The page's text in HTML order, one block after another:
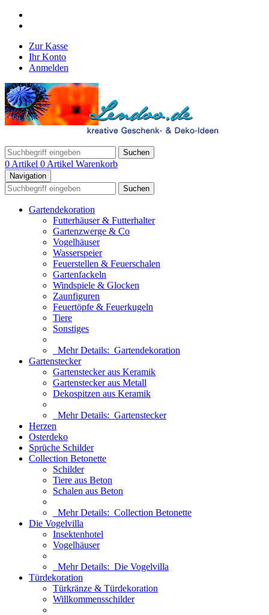
Zur Kasse
Ihr Konto
Anmelden
Suchen
0 Artikel 0 Artikel Warenkorb
Navigation
Suchen
Gartendekoration
Futterhäuser & Futterhalter
Gartenzwerge & Co
Vogelhäuser
Wasserspeier
Feuerstellen & Feuerschalen
Gartenfackeln
Windspiele & Glocken
Zaunfiguren
Feuertöpfe & Feuerkugeln
Tiere
Sonstiges
Mehr Details: Gartendekoration
Gartenstecker
Gartenstecker aus Keramik
Gartenstecker aus Metall
Dekospitzen aus Keramik
Mehr Details: Gartenstecker
Herzen
Osterdeko
Sprüche Schilder
Collection Betonette
Schilder
Tiere aus Beton
Schalen aus Beton
Mehr Details: Collection Betonette
Die Vogelvilla
Insektenhotel
Vogelhäuser
Mehr Details: Die Vogelvilla
Türdekoration
Türkränze & Türdekoration
Willkommensschilder